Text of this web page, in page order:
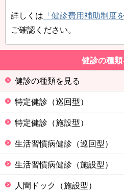
詳しくは 「健診費用補助制度
ご確認ください。
健診の種
健診の種類を見る
特定健診（巡回型）
特定健診（施設型）
生活習慣病健診（巡回型）
生活習慣病健診（施設型）
人間ドック（施設型）